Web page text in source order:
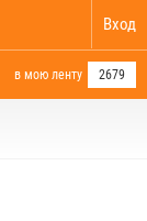
Вход
в мою ленту 2679